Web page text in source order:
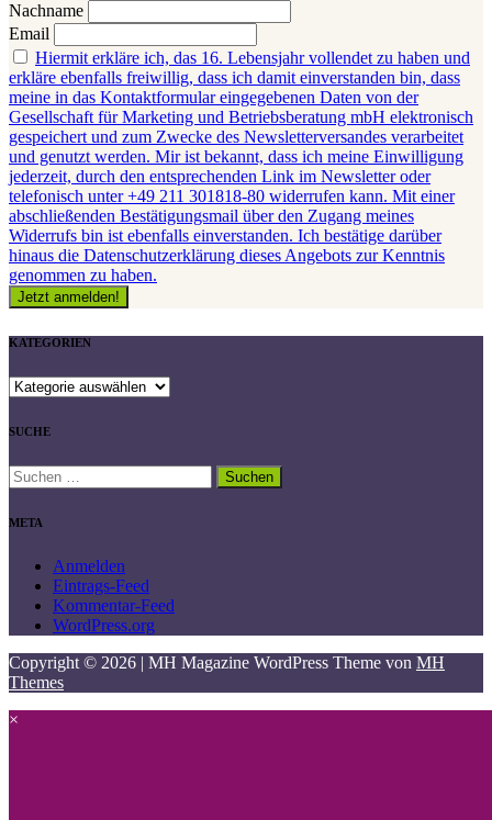
Nachname
Email
Hiermit erkläre ich, das 16. Lebensjahr vollendet zu haben und
erkläre ebenfalls freiwillig, dass ich damit einverstanden bin, dass
meine in das Kontaktformular eingegebenen Daten von der
Gesellschaft für Marketing und Betriebsberatung mbH elektronisch
gespeichert und zum Zwecke des Newsletterversandes verarbeitet
und genutzt werden. Mir ist bekannt, dass ich meine Einwilligung
jederzeit, durch den entsprechenden Link im Newsletter oder
telefonisch unter +49 211 301818-80 widerrufen kann. Mit einer
abschließenden Bestätigungsmail über den Zugang meines
Widerrufs bin ist ebenfalls einverstanden. Ich bestätige darüber
hinaus die Datenschutzerklärung dieses Angebots zur Kenntnis
genommen zu haben.
KATEGORIEN
KATEGORIEN
SUCHE
Suchen
nach:
META
Anmelden
Eintrags-Feed
Kommentar-Feed
WordPress.org
Copyright © 2026 | MH Magazine WordPress Theme von MH
Themes
×